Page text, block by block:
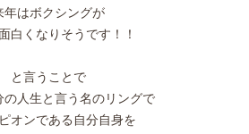
年はボクシングが
白くなりそうです！！
と言うことで
の人生と言う名のリングで
オンである自分自身を